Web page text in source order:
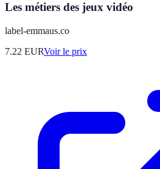
Les métiers des jeux vidéo
label-emmaus.co
7.22 EURVoir le prix